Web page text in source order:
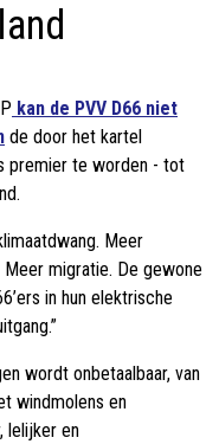
kan de PVV D66 niet
de door het kartel
premier te worden - tot
Meer
migratie. De gewone
in hun elektrische
wordt onbetaalbaar, van
windmolens en
lelijker en